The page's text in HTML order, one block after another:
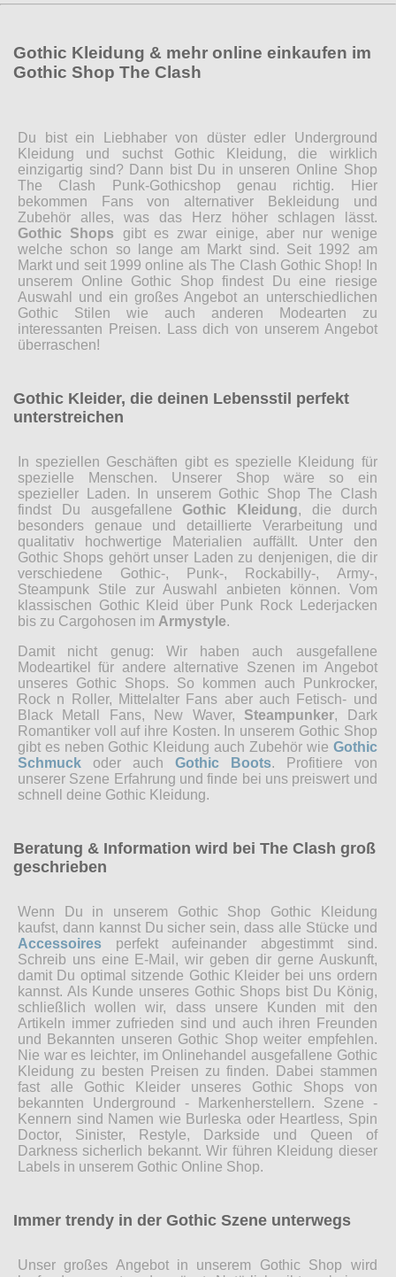
Gothic Kleidung & mehr online einkaufen im
Gothic Shop The Clash
Du bist ein Liebhaber von düster edler Underground
Kleidung und suchst Gothic Kleidung, die wirklich
einzigartig sind? Dann bist Du in unseren Online Shop
The Clash Punk-Gothicshop genau richtig. Hier
bekommen Fans von alternativer Bekleidung und
Zubehör alles, was das Herz höher schlagen lässt.
Gothic Shops gibt es zwar einige, aber nur wenige
welche schon so lange am Markt sind. Seit 1992 am
Markt und seit 1999 online als The Clash Gothic Shop! In
unserem Online Gothic Shop findest Du eine riesige
Auswahl und ein großes Angebot an unterschiedlichen
Gothic Stilen wie auch anderen Modearten zu
interessanten Preisen. Lass dich von unserem Angebot
überraschen!
Gothic Kleider, die deinen Lebensstil perfekt
unterstreichen
In speziellen Geschäften gibt es spezielle Kleidung für
spezielle Menschen. Unserer Shop wäre so ein
spezieller Laden. In unserem Gothic Shop The Clash
findst Du ausgefallene Gothic Kleidung, die durch
besonders genaue und detaillierte Verarbeitung und
qualitativ hochwertige Materialien auffällt. Unter den
Gothic Shops gehört unser Laden zu denjenigen, die dir
verschiedene Gothic-, Punk-, Rockabilly-, Army-,
Steampunk Stile zur Auswahl anbieten können. Vom
klassischen Gothic Kleid über Punk Rock Lederjacken
bis zu Cargohosen im Armystyle.
Damit nicht genug: Wir haben auch ausgefallene
Modeartikel für andere alternative Szenen im Angebot
unseres Gothic Shops. So kommen auch Punkrocker,
Rock n Roller, Mittelalter Fans aber auch Fetisch- und
Black Metall Fans, New Waver, Steampunker, Dark
Romantiker voll auf ihre Kosten. In unserem Gothic Shop
gibt es neben Gothic Kleidung auch Zubehör wie Gothic
Schmuck oder auch Gothic Boots. Profitiere von
unserer Szene Erfahrung und finde bei uns preiswert und
schnell deine Gothic Kleidung.
Beratung & Information wird bei The Clash groß
geschrieben
Wenn Du in unserem Gothic Shop Gothic Kleidung
kaufst, dann kannst Du sicher sein, dass alle Stücke und
Accessoires perfekt aufeinander abgestimmt sind.
Schreib uns eine E-Mail, wir geben dir gerne Auskunft,
damit Du optimal sitzende Gothic Kleider bei uns ordern
kannst. Als Kunde unseres Gothic Shops bist Du König,
schließlich wollen wir, dass unsere Kunden mit den
Artikeln immer zufrieden sind und auch ihren Freunden
und Bekannten unseren Gothic Shop weiter empfehlen.
Nie war es leichter, im Onlinehandel ausgefallene Gothic
Kleidung zu besten Preisen zu finden. Dabei stammen
fast alle Gothic Kleider unseres Gothic Shops von
bekannten Underground - Markenherstellern. Szene -
Kennern sind Namen wie Burleska oder Heartless, Spin
Doctor, Sinister, Restyle, Darkside und Queen of
Darkness sicherlich bekannt. Wir führen Kleidung dieser
Labels in unserem Gothic Online Shop.
Immer trendy in der Gothic Szene unterwegs
Unser großes Angebot in unserem Gothic Shop wird